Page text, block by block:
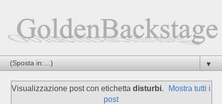
▼
Visualizzazione post con etichetta disturbi.
Mostra tutti i
post